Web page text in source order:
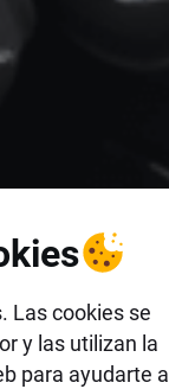
Las cookies se
y las utilizan la
para ayudarte a